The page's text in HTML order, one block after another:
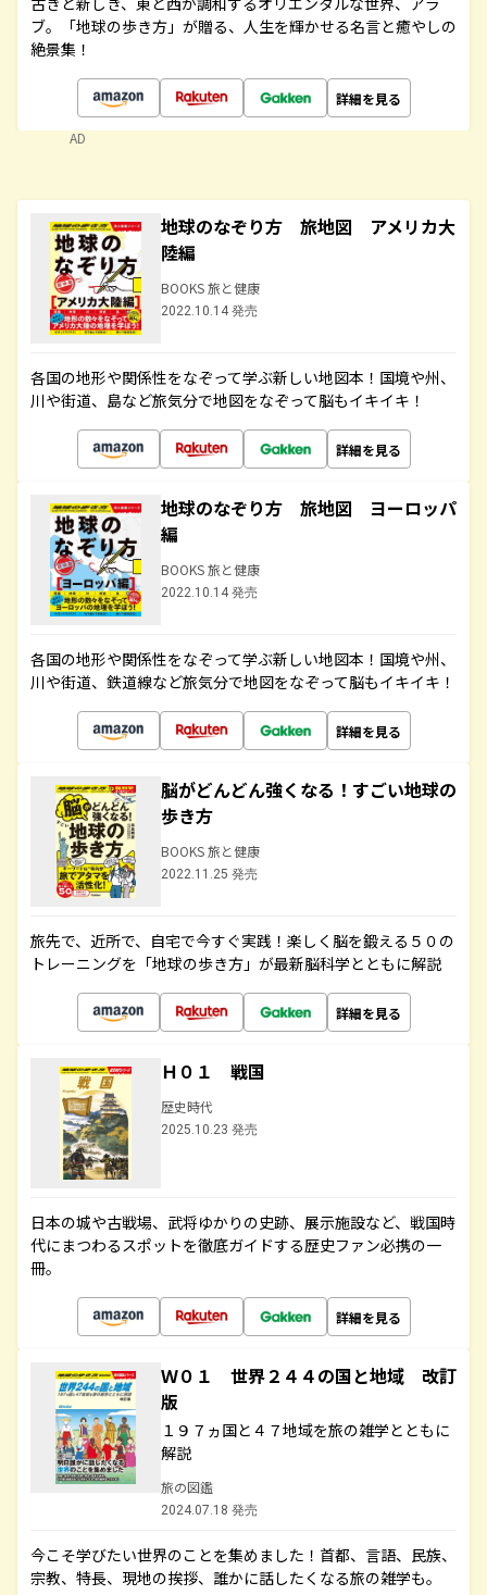
ブ。「地球の歩き方」が贈る、人生を輝かせる名言と癒やしの
絶景集！
詳細を見る
AD
地球のなぞり方 旅地図 アメリカ大
陸編
BOOKS 旅と健康
2022.10.14 発売
各国の地形や関係性をなぞって学ぶ新しい地図本！国境や州、
川や街道、島など旅気分で地図をなぞって脳もイキイキ！
詳細を見る
地球のなぞり方 旅地図 ヨーロッパ
編
BOOKS 旅と健康
2022.10.14 発売
各国の地形や関係性をなぞって学ぶ新しい地図本！国境や州、
川や街道、鉄道線など旅気分で地図をなぞって脳もイキイキ！
詳細を見る
脳がどんどん強くなる！すごい地球の
歩き方
BOOKS 旅と健康
2022.11.25 発売
旅先で、近所で、自宅で今すぐ実践！楽しく脳を鍛える５０の
トレーニングを「地球の歩き方」が最新脳科学とともに解説
詳細を見る
Ｈ０１ 戦国
歴史時代
2025.10.23 発売
日本の城や古戦場、武将ゆかりの史跡、展示施設など、戦国時
代にまつわるスポットを徹底ガイドする歴史ファン必携の一
冊。
詳細を見る
Ｗ０１ 世界２４４の国と地域 改訂
版
１９７ヵ国と４７地域を旅の雑学とともに
解説
旅の図鑑
2024.07.18 発売
今こそ学びたい世界のことを集めました！首都、言語、民族、
宗教、特長、現地の挨拶、誰かに話したくなる旅の雑学も。